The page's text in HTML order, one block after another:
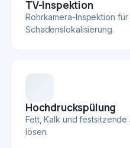
TV-Inspektion
Rohrkamera-Inspektion
Schadenslokalisierung.
Hochdruckspülung
Fett, Kalk und
lösen.